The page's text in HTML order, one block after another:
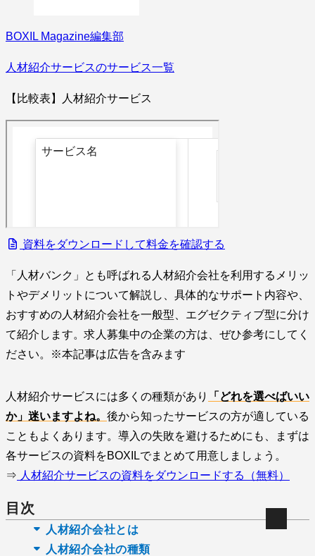
BOXIL Magazine編集部
人材紹介サービスのサービス一覧
【比較表】人材紹介サービス
資料をダウンロードして料金を確認する
「人材バンク」とも呼ばれる人材紹介会社を利用するメリッ
トやデメリットについて解説し、具体的なサポート内容や、
おすすめの人材紹介会社を一般型、エグゼクティブ型に分け
て紹介します。求人募集中の企業の方は、ぜひ参考にしてく
ださい。※本記事は広告を含みます
人材紹介サービスには多くの種類があり
「どれを選べばいい
か」迷いますよね。 後から知ったサービスの方が適している
こともよくあります。導入の失敗を避けるためにも、まずは
各サービスの資料をBOXILでまとめて用意しましょう。
⇒ 人材紹介サービスの資料をダウンロードする（無料）
目次
人材紹介会社とは
人材紹介会社の種類